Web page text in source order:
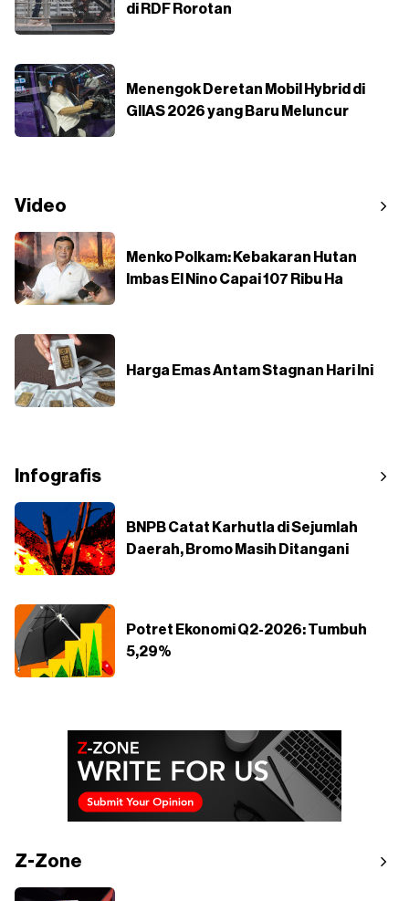
di RDF Rorotan
Menengok Deretan Mobil Hybrid di
GIIAS 2026 yang Baru Meluncur
Video
Menko Polkam: Kebakaran Hutan
Imbas El Nino Capai 107 Ribu Ha
Harga Emas Antam Stagnan Hari Ini
Infografis
BNPB Catat Karhutla di Sejumlah
Daerah, Bromo Masih Ditangani
Potret Ekonomi Q2-2026: Tumbuh
5,29%
Z-Zone